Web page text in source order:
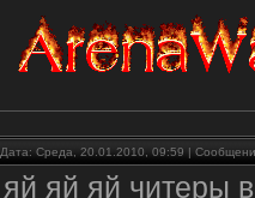
Дата: Среда, 20.01.2010, 09:59 |
яй яй яй читеры